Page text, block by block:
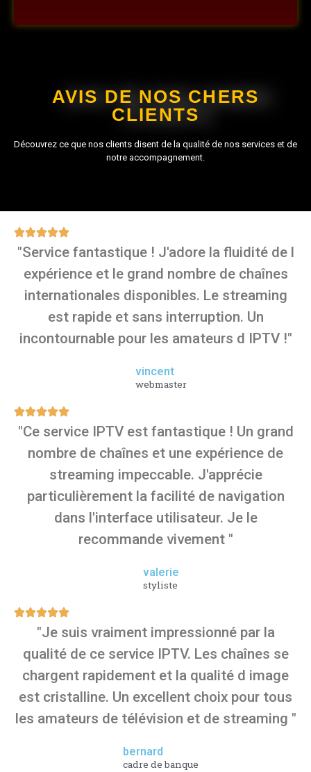
AVIS DE NOS CHERS
CLIENTS
Découvrez ce que nos clients disent de la qualité de nos services et de
notre accompagnement.
"Service fantastique ! J'adore la fluidité de l
expérience et le grand nombre de chaînes
internationales disponibles. Le streaming
est rapide et sans interruption. Un
incontournable pour les amateurs d IPTV !"
vincent
webmaster
"Ce service IPTV est fantastique ! Un grand
nombre de chaînes et une expérience de
streaming impeccable. J'apprécie
particulièrement la facilité de navigation
dans l'interface utilisateur. Je le
recommande vivement "
valerie
styliste
"Je suis vraiment impressionné par la
qualité de ce service IPTV. Les chaînes se
chargent rapidement et la qualité d image
est cristalline. Un excellent choix pour tous
les amateurs de télévision et de streaming "
bernard
cadre de banque